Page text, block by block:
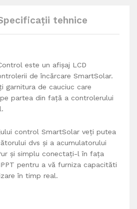
tehnice
este un afișaj LCD
de încărcare SmartSolar.
garnitura de cauciuc care
partea din față a controlerului
control SmartSolar veți putea
dvs și a acumulatorului
și simplu conectați-l în fața
pentru a vă furniza capacităti
în timp real.